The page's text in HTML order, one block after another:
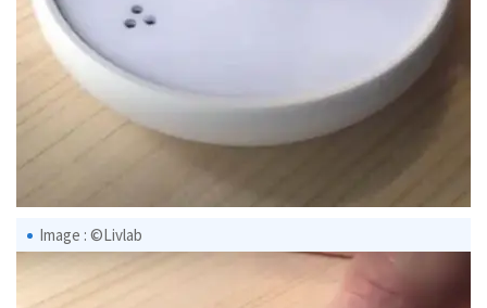
Image : ©Livlab